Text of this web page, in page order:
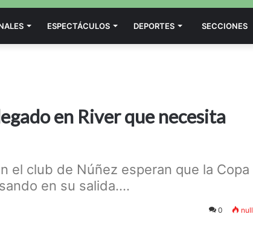
ESPECTÁCULOS DEPORTES SECCIONES
en River que necesita
el club de Núñez esperan que la Copa
en su salida....
0 null